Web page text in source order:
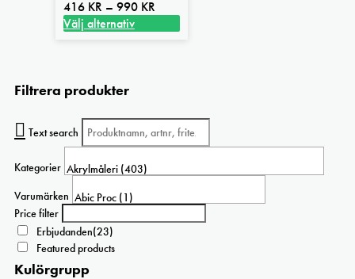
416 KR – 990 KR
Välj alternativ
har
varianter.
De
alternativen
väljas
på
produktsidan
Filtrera produkter
Text search
Kategorier
Varumärken
Price filter
Erbjudanden(23)
Featured products
Kulörgrupp